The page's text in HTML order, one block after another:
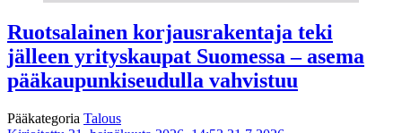
Ruotsalainen korjausrakentaja teki
jälleen yrityskaupat Suomessa – asema
pääkaupunkiseudulla vahvistuu
Pääkategoria Talous